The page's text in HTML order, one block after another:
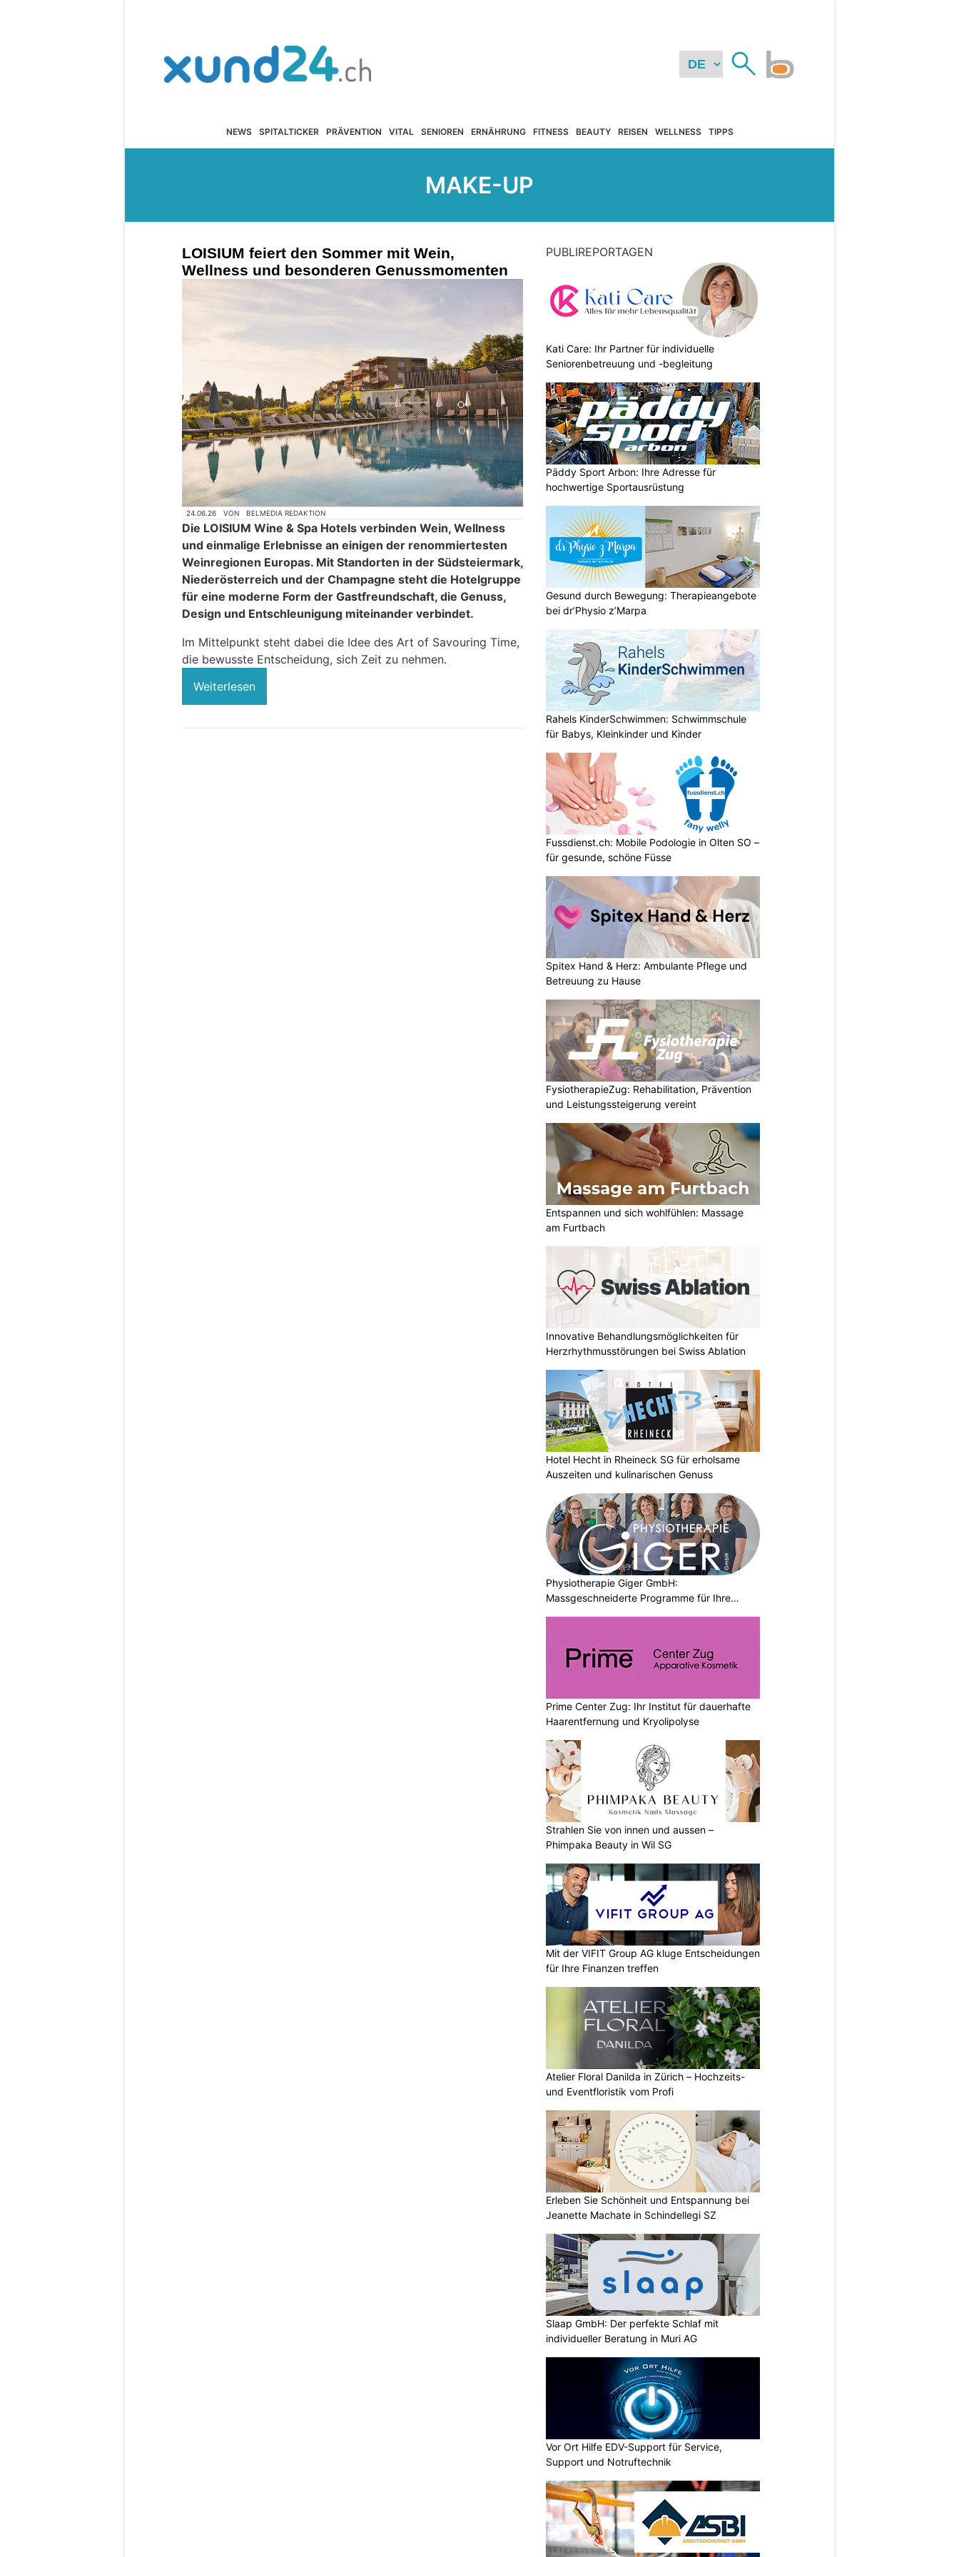
NEWS SPITALTICKER PRÄVENTION VITAL SENIOREN ERNÄHRUNG FITNESS BEAUTY REISEN WELLNESS TIPPS
MAKE-UP
LOISIUM feiert den Sommer mit Wein,
Wellness und besonderen Genussmomenten
24.06.26 VON BELMEDIA REDAKTION
Die LOISIUM Wine & Spa Hotels verbinden Wein, Wellness
und einmalige Erlebnisse an einigen der renommiertesten
Weinregionen Europas. Mit Standorten in der Südsteiermark,
Niederösterreich und der Champagne steht die Hotelgruppe
für eine moderne Form der Gastfreundschaft, die Genuss,
Design und Entschleunigung miteinander verbindet.
Im Mittelpunkt steht dabei die Idee des Art of Savouring Time,
die bewusste Entscheidung, sich Zeit zu nehmen.
Weiterlesen
PUBLIREPORTAGEN
Kati Care: Ihr Partner für individuelle
Seniorenbetreuung und -begleitung
Päddy Sport Arbon: Ihre Adresse für
hochwertige Sportausrüstung
Gesund durch Bewegung: Therapieangebote
bei dr’Physio z’Marpa
Rahels KinderSchwimmen: Schwimmschule
für Babys, Kleinkinder und Kinder
Fussdienst.ch: Mobile Podologie in Olten SO –
für gesunde, schöne Füsse
Spitex Hand & Herz: Ambulante Pflege und
Betreuung zu Hause
FysiotherapieZug: Rehabilitation, Prävention
und Leistungssteigerung vereint
Entspannen und sich wohlfühlen: Massage
am Furtbach
Innovative Behandlungsmöglichkeiten für
Herzrhythmusstörungen bei Swiss Ablation
Hotel Hecht in Rheineck SG für erholsame
Auszeiten und kulinarischen Genuss
Physiotherapie Giger GmbH:
Massgeschneiderte Programme für Ihre
Prime Center Zug: Ihr Institut für dauerhafte
Haarentfernung und Kryolipolyse
Strahlen Sie von innen und aussen –
Phimpaka Beauty in Wil SG
Mit der VIFIT Group AG kluge Entscheidungen
für Ihre Finanzen treffen
Atelier Floral Danilda in Zürich – Hochzeits-
und Eventfloristik vom Profi
Erleben Sie Schönheit und Entspannung bei
Jeanette Machate in Schindellegi SZ
Slaap GmbH: Der perfekte Schlaf mit
individueller Beratung in Muri AG
Vor Ort Hilfe EDV-Support für Service,
Support und Notruftechnik